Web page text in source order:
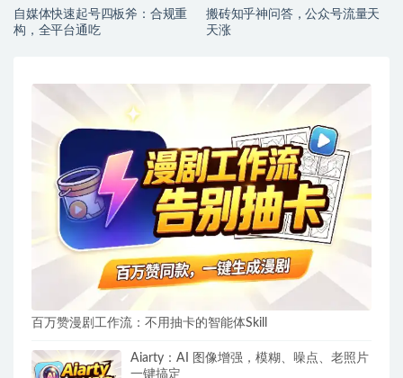
自媒体快速起号四板斧：合规重
构，全平台通吃
搬砖知乎神问答，公众号流量天
天涨
百万赞漫剧工作流：不用抽卡的智能体Skill
Aiarty：AI 图像增强，模糊、噪点、老照片
一键搞定